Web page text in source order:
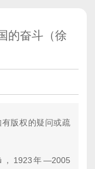
的奋斗（徐
版权的疑问或疏
，1923年—2005